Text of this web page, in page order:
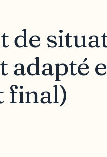
de
adapté
final)